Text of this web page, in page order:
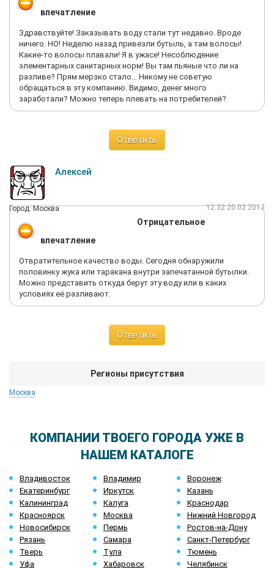
впечатление
Здравствуйте! Заказывать воду стали тут недавно. Вроде
ничего. НО! Неделю назад привезли бутыль, а там волосы!
Какие-то волосы плавали! Я в ужасе! Несоблюдение
элементарных санитарных норм! Вы там пьяные что ли на
разливе? Прям мерзко стало… Никому не советую
обращаться в эту компанию. Видимо, денег много
заработали? Можно теперь плевать на потребителей?
Ответить
Алексей
Город: Москва 12:32 20.02.2013
Отрицательное
впечатление
Отвратительное качество воды. Сегодня обнаружили
половинку жука или таракана внутри запечатанной бутылки.
Можно представить откуда берут эту воду или в каких
условиях её разливают.
Ответить
Регионы присутствия
Москва
КОМПАНИИ ТВОЕГО ГОРОДА УЖЕ В
НАШЕМ КАТАЛОГЕ
Владивосток Владимир
Воронеж
Екатеринбург
Иркутск
Казань
Калининград
Калуга
Краснодар
Красноярск
Москва
Нижний Новгород
Новосибирск
Пермь
Ростов-на-Дону
Рязань
Самара
Санкт-Петербург
Тверь
Тула
Тюмень
Уфа
Хабаровск Челябинск